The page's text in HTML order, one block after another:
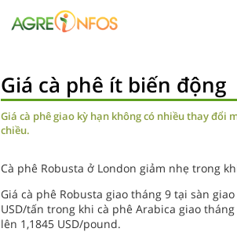
Giá cà phê ít biến động
Giá cà phê giao kỳ hạn không có nhiều thay
chiều.
Cà phê Robusta ở London giảm nhẹ trong
Giá cà phê Robusta giao tháng 9 tại sàn
USD/tấn trong khi cà phê Arabica giao
lên 1,1845 USD/pound.